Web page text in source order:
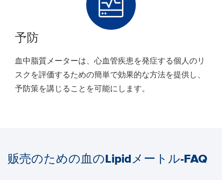
予防
血中脂質メーターは、心血管疾患を発症する個人のリ
スクを評価するための簡単で効果的な方法を提供し、
予防策を講じることを可能にします。
贩売のための血のLipidメートル-FAQ